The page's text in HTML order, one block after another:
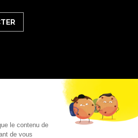
DES DONNÉES